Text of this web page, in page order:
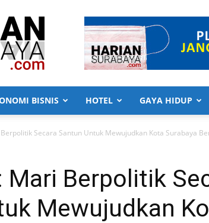
BISNIS HOTEL GAYA HIDUP
Secara Santun Untuk Mewujudkan Kota Surabaya
Mari Berpolitik
Mewujudkan